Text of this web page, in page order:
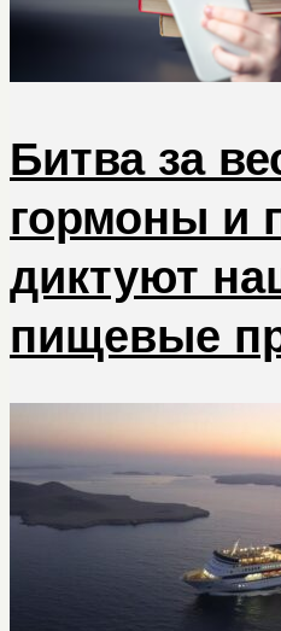
Битва за
гормоны и
диктуют
пищевые